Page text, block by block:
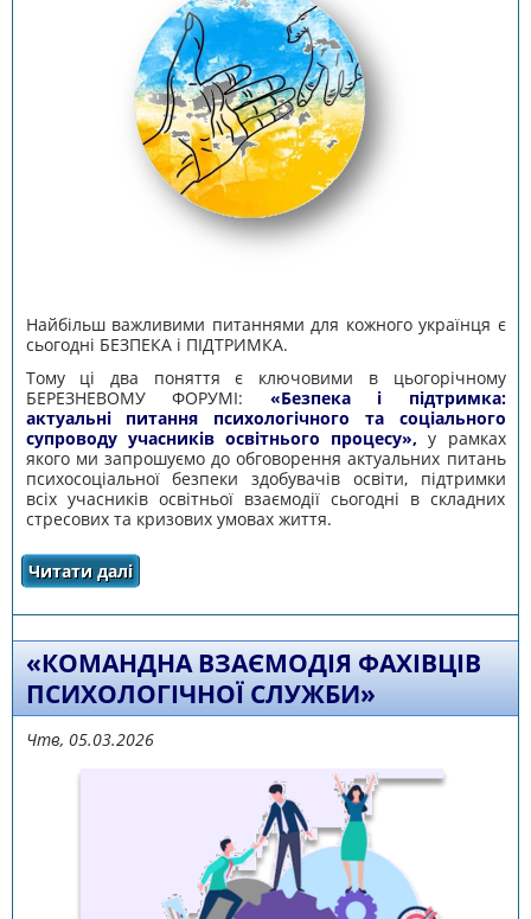
Найбільш важливими питаннями для кожного українця є
сьогодні БЕЗПЕКА і ПІДТРИМКА.
Тому ці два поняття є ключовими в цьогорічному
БЕРЕЗНЕВОМУ ФОРУМІ: «Безпека і підтримка:
актуальні питання психологічного та соціального
супроводу учасників освітнього процесу», у рамках
якого ми запрошуємо до обговорення актуальних питань
психосоціальної безпеки здобувачів освіти, підтримки
всіх учасників освітньої взаємодії сьогодні в складних
стресових та кризових умовах життя.
Читати даліпро Форум «БЕЗПЕКА і ПІДТРИМКА: актуальні
супроводу учасників освітнього процесу»
«КОМАНДНА ВЗАЄМОДІЯ ФАХІВЦІВ
ПСИХОЛОГІЧНОЇ СЛУЖБИ»
Чтв, 05.03.2026